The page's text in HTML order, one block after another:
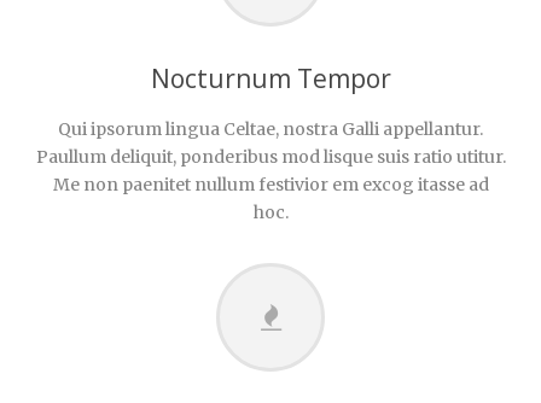
Nocturnum Tempor
Qui ipsorum lingua Celtae, nostra Galli appellantur.
Paullum deliquit, ponderibus mod lisque suis ratio utitur.
Me non paenitet nullum festivior em excog itasse ad
hoc.